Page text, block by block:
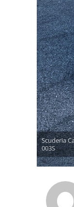
Scuderia
003S